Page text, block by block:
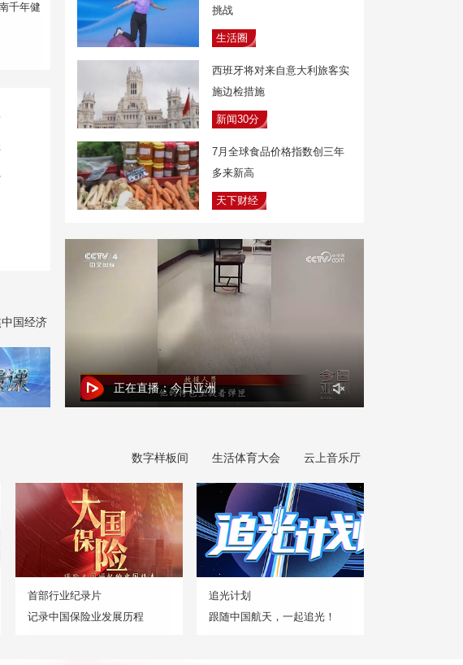
千年健
国经济
挑战
生活圈
西班牙将对来自意大利旅客实
施边检措施
新闻30分
7月全球食品价格指数创三年
多来新高
天下财经
正在直播：今日亚洲
数字样板间 生活体育大会 云上音乐厅
首部行业纪录片
记录中国保险业发展历程
追光计划
跟随中国航天，一起追光！